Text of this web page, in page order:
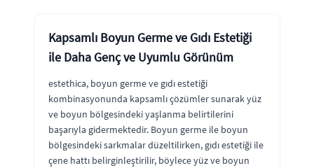
Kapsamlı Boyun Germe ve Gıdı Estetiği
ile Daha Genç ve Uyumlu Görünüm
estethica, boyun germe ve gıdı estetiği
kombinasyonunda kapsamlı çözümler sunarak yüz
ve boyun bölgesindeki yaşlanma belirtilerini
başarıyla gidermektedir. Boyun germe ile boyun
bölgesindeki sarkmalar düzeltilirken, gıdı estetiği ile
çene hattı belirginleştirilir, böylece yüz ve boyun